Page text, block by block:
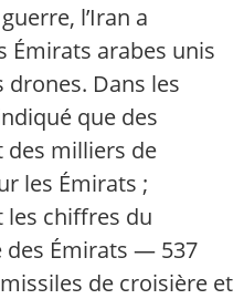
l’Iran a
Émirats arabes unis
drones. Dans les
que des
des milliers de
les Émirats ;
les chiffres du
des Émirats — 537
de croisière et